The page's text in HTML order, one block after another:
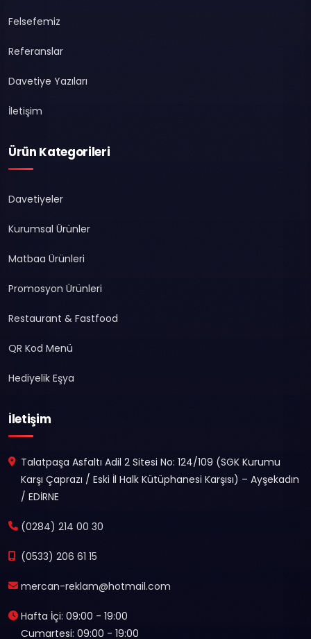
Felsefemiz
Referanslar
Davetiye Yazıları
İletişim
Ürün Kategorileri
Davetiyeler
Kurumsal Ürünler
Matbaa Ürünleri
Promosyon Ürünleri
Restaurant & Fastfood
QR Kod Menü
Hediyelik Eşya
İletişim
Talatpaşa Asfaltı Adil 2 Sitesi No: 124/109 (SGK Kurumu
Karşı Çaprazı / Eski İl Halk Kütüphanesi Karşısı) – Ayşekadın
/ EDİRNE
(0284) 214 00 30
(0533) 206 61 15
mercan-reklam@hotmail.com
Hafta İçi: 09:00 - 19:00
Cumartesi: 09:00 - 19:00